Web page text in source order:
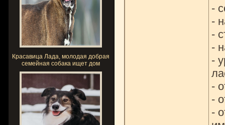
Красавица Лада, молодая добрая
семейная собака ищет дом
-
-
-
-
-
-
-
-